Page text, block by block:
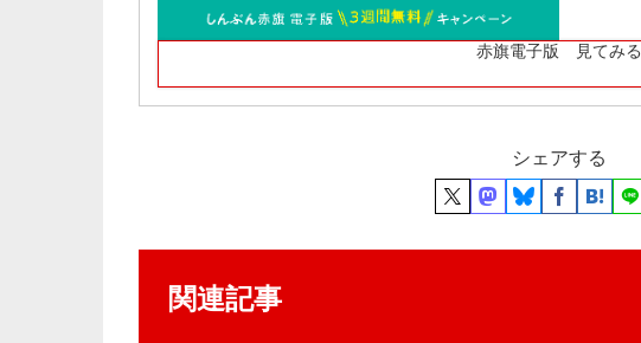
赤旗電子版 見てみる
シェアする
関連記事